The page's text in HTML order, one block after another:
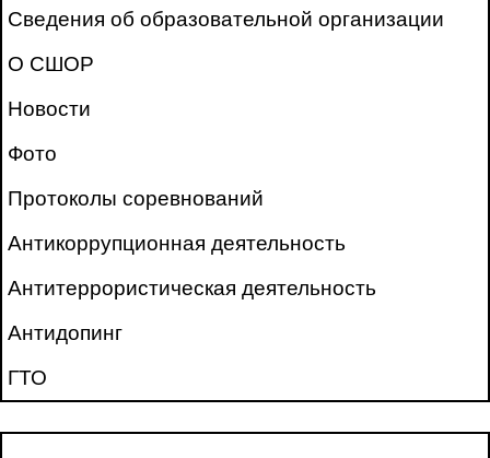
Сведения об образовательной организации
О СШОР
Новости
Фото
Протоколы соревнований
Антикоррупционная деятельность
Антитеррористическая деятельность
Антидопинг
ГТО